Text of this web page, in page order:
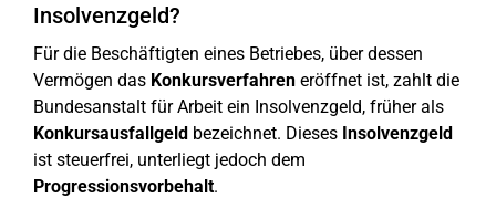
Insolvenzgeld?
Für die Beschäftigten eines Betriebes, über dessen
Vermögen das Konkursverfahren eröffnet ist, zahlt die
Bundesanstalt für Arbeit ein Insolvenzgeld, früher als
Konkursausfallgeld bezeichnet. Dieses Insolvenzgeld
ist steuerfrei, unterliegt jedoch dem
Progressionsvorbehalt.